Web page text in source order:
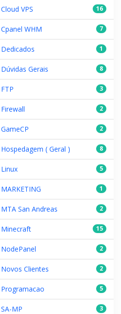
16
Cloud VPS
7
Cpanel WHM
1
Dedicados
8
Dúvidas Gerais
3
FTP
2
Firewall
2
GameCP
8
Hospedagem ( Geral )
5
Linux
1
MARKETING
2
MTA San Andreas
15
Minecraft
2
NodePanel
2
Novos Clientes
5
Programacao
3
SA-MP